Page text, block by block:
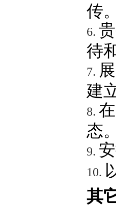
传
6.
待
7.
建
8.
态
9.
10.
其